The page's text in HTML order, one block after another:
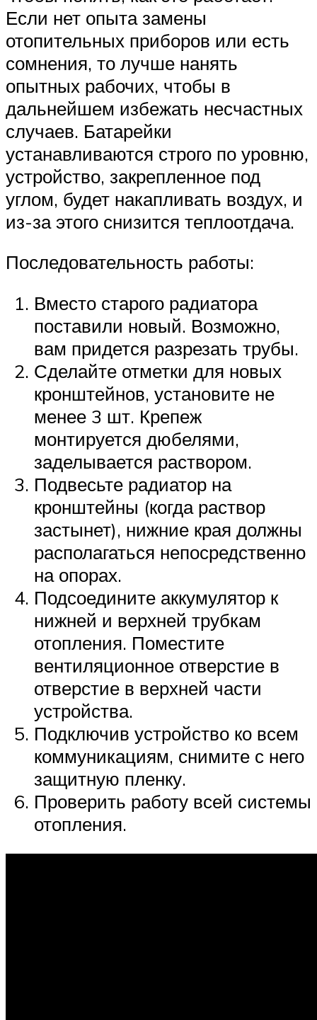
Если нет опыта замены
отопительных приборов или есть
сомнения, то лучше нанять
опытных рабочих, чтобы в
дальнейшем избежать несчастных
случаев. Батарейки
устанавливаются строго по уровню,
устройство, закрепленное под
углом, будет накапливать воздух, и
из-за этого снизится теплоотдача.
Последовательность работы:
Вместо старого радиатора
поставили новый. Возможно,
вам придется разрезать трубы.
Сделайте отметки для новых
кронштейнов, установите не
менее 3 шт. Крепеж
монтируется дюбелями,
заделывается раствором.
Подвесьте радиатор на
кронштейны (когда раствор
застынет), нижние края должны
располагаться непосредственно
на опорах.
Подсоедините аккумулятор к
нижней и верхней трубкам
отопления. Поместите
вентиляционное отверстие в
отверстие в верхней части
устройства.
Подключив устройство ко всем
коммуникациям, снимите с него
защитную пленку.
Проверить работу всей системы
отопления.